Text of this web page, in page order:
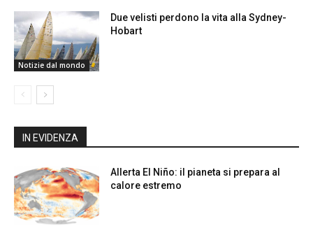
Notizie dal mondo
Due velisti perdono la vita alla Sydney-
Hobart
IN EVIDENZA
Allerta El Niño: il pianeta si prepara al
calore estremo